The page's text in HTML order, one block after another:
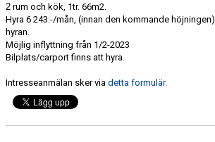
2 rum och kök, 1tr. 66m2.
Hyra ​6 243​:-/mån, (innan den kommande höjningen)
hyran.
Möjlig inflyttning från 1/2-2023
Bilplats/carportfinns att hyra.
Intresseanmälan sker via detta formulär.